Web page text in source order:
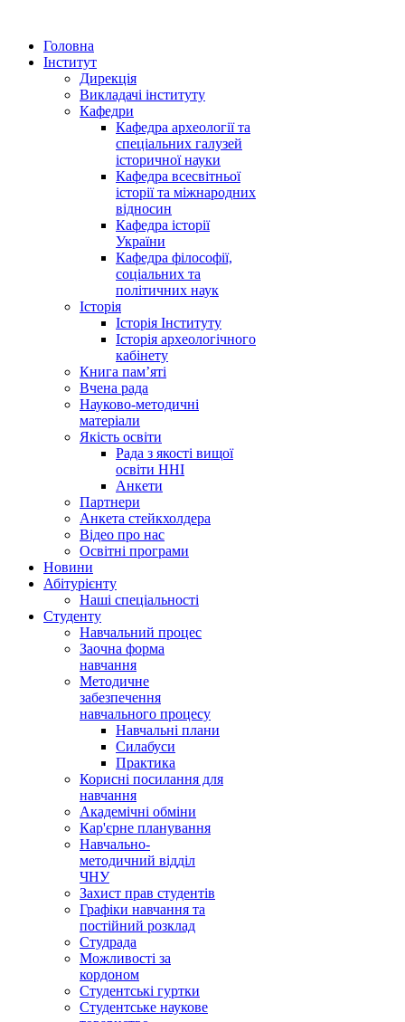
Головна
Інститут
Дирекція
Викладачі інституту
Кафедри
Кафедра археології та
спеціальних галузей
історичної науки
Кафедра всесвітньої
історії та міжнародних
відносин
Кафедра історії
України
Кафедра філософії,
соціальних та
політичних наук
Історія
Історія Інституту
Історія археологічного
кабінету
Книга памʼяті
Вчена рада
Науково-методичні
матеріали
Якість освіти
Рада з якості вищої
освіти ННІ
Анкети
Партнери
Анкета стейкхолдера
Відео про нас
Освітні програми
Hовини
Абітурієнту
Наші спеціальності
Студенту
Навчальний процес
Заочна форма
навчання
Методичне
забезпечення
навчального процесу
Навчальні плани
Силабуси
Практика
Корисні посилання для
навчання
Академічні обміни
Кар'єрне планування
Навчально-
методичний відділ
ЧНУ
Захист прав студентів
Графіки навчання та
постійний розклад
Студрада
Можливості за
кордоном
Студентські гуртки
Студентське наукове